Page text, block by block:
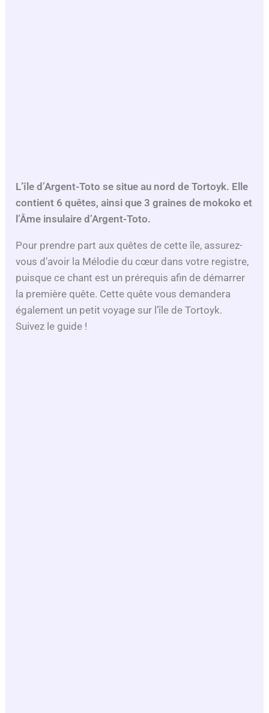
L’île d’Argent-Toto se situe au nord de Tortoyk. Elle
contient 6 quêtes, ainsi que 3 graines de mokoko et
l’Âme insulaire d’Argent-Toto.
Pour prendre part aux quêtes de cette île, assurez-
vous d’avoir la Mélodie du cœur dans votre registre,
puisque ce chant est un prérequis afin de démarrer
la première quête. Cette quête vous demandera
également un petit voyage sur l’île de Tortoyk.
Suivez le guide !